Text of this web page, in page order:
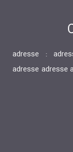
adresse :
adresse adresse